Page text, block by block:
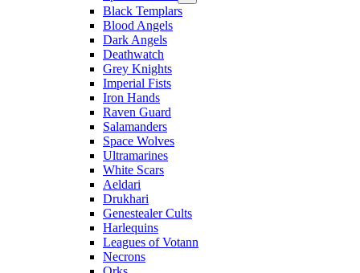
Black Templars
Blood Angels
Dark Angels
Deathwatch
Grey Knights
Imperial Fists
Iron Hands
Raven Guard
Salamanders
Space Wolves
Ultramarines
White Scars
Aeldari
Drukhari
Genestealer Cults
Harlequins
Leagues of Votann
Necrons